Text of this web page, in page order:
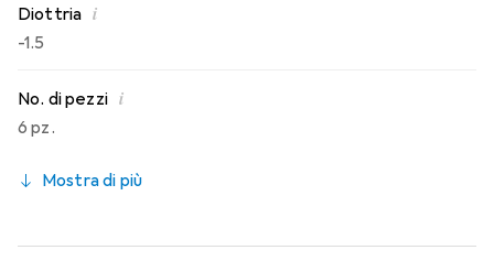
Diottria i
-1.5
No. di pezzi i
6 pz.
Mostra di più